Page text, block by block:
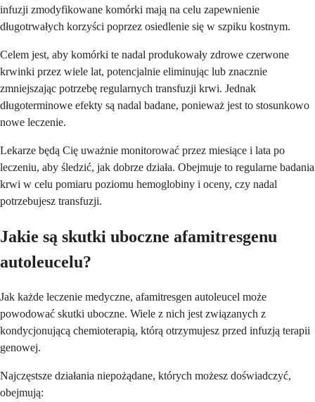
infuzji zmodyfikowane komórki mają na celu zapewnienie
długotrwałych korzyści poprzez osiedlenie się w szpiku kostnym.
Celem jest, aby komórki te nadal produkowały zdrowe czerwone
krwinki przez wiele lat, potencjalnie eliminując lub znacznie
zmniejszając potrzebę regularnych transfuzji krwi. Jednak
długoterminowe efekty są nadal badane, ponieważ jest to stosunkowo
nowe leczenie.
Lekarze będą Cię uważnie monitorować przez miesiące i lata po
leczeniu, aby śledzić, jak dobrze działa. Obejmuje to regularne badania
krwi w celu pomiaru poziomu hemoglobiny i oceny, czy nadal
potrzebujesz transfuzji.
Jakie są skutki uboczne afamitresgenu
autoleucelu?
Jak każde leczenie medyczne, afamitresgen autoleucel może
powodować skutki uboczne. Wiele z nich jest związanych z
kondycjonującą chemioterapią, którą otrzymujesz przed infuzją terapii
genowej.
Najczęstsze działania niepożądane, których możesz doświadczyć,
obejmują: